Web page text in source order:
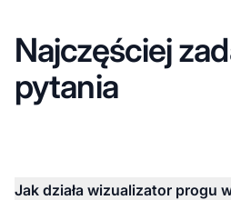
Najczęściej
pytania
Jak działa wizualizator progu